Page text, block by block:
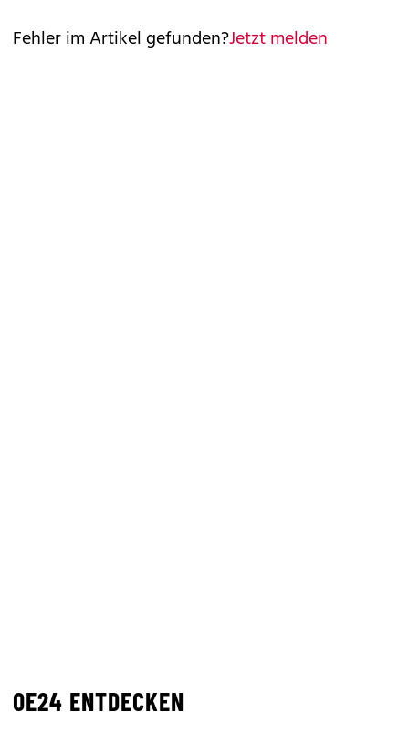
Fehler im Artikel gefunden?Jetzt melden
OE24 ENTDECKEN